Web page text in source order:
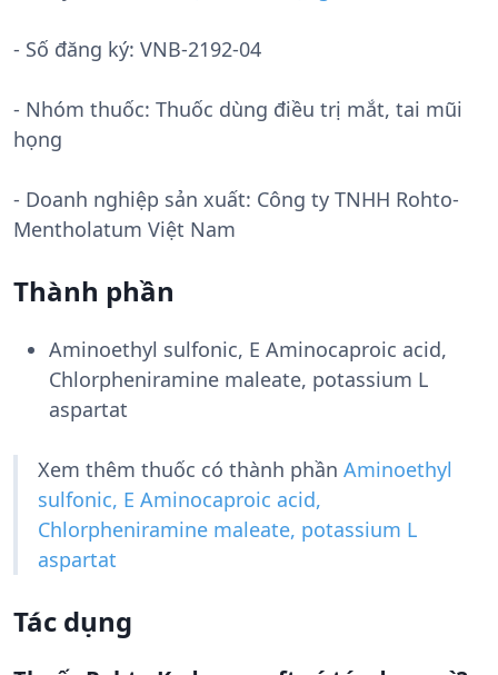
- Số đăng ký: VNB-2192-04
- Nhóm thuốc: Thuốc dùng điều trị mắt, tai mũi
họng
- Doanh nghiệp sản xuất: Công ty TNHH Rohto-
Mentholatum Việt Nam
Thành phần
Aminoethyl sulfonic, E Aminocaproic acid,
Chlorpheniramine maleate, potassium L
aspartat
Xem thêm thuốc có thành phần Aminoethyl
sulfonic, E Aminocaproic acid,
Chlorpheniramine maleate, potassium L
aspartat
Tác dụng